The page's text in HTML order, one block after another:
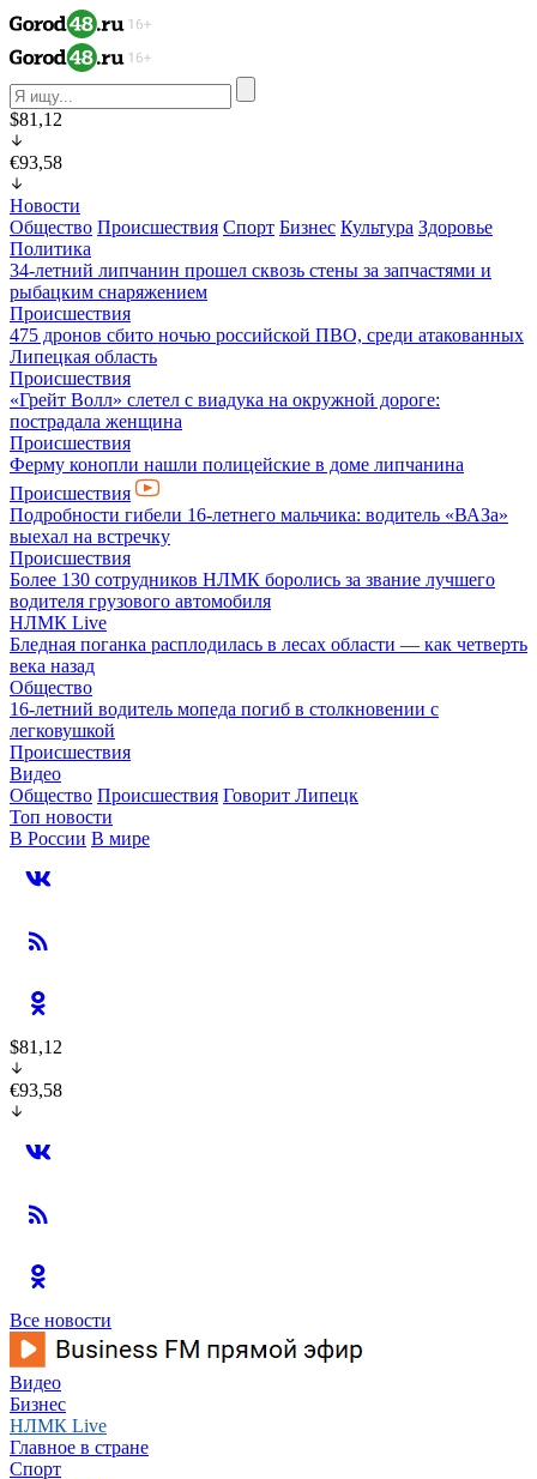
$81,12
€93,58
Новости
Общество Происшествия Спорт Бизнес Культура Здоровье
Политика
34-летний липчанин прошел сквозь стены за запчастями и
рыбацким снаряжением
Происшествия
475 дронов сбито ночью российской ПВО, среди атакованных
Липецкая область
Происшествия
«Грейт Волл» слетел с виадука на окружной дороге:
пострадала женщина
Происшествия
Ферму конопли нашли полицейские в доме липчанина
Происшествия
Подробности гибели 16-летнего мальчика: водитель «ВАЗа»
выехал на встречку
Происшествия
Более 130 сотрудников НЛМК боролись за звание лучшего
водителя грузового автомобиля
НЛМК Live
Бледная поганка расплодилась в лесах области — как четверть
века назад
Общество
16-летний водитель мопеда погиб в столкновении с
легковушкой
Происшествия
Видео
Общество Происшествия Говорит Липецк
Топ новости
В России В мире
$81,12
€93,58
Все новости
Видео
Бизнес
НЛМК Live
Главное в стране
Спорт